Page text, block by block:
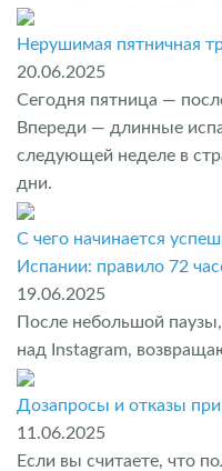
Нерушимая пятничная
20.06.2025
Сегодня пятница —
Впереди — длинные
следующей неделе в
дни.
С чего начинается
Испании: правило 72
19.06.2025
После небольшой
над Instagram,
Дозапросы и отказы
11.06.2025
Если вы считаете, что